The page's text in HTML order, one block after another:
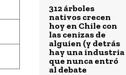
312 árboles
nativos crecen
hoy en Chile con
las cenizas de
alguien (y detrás
hay una industria
que nunca entró
al debate